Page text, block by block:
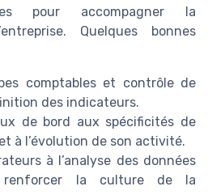
pour accompagner la
Quelques bonnes
comptables et contrôle de
des indicateurs.
de bord aux spécificités de
à l’évolution de son activité.
à l’analyse des données
renforcer la culture de la